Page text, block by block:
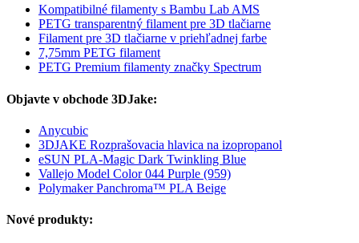
Kompatibilné filamenty s Bambu Lab AMS
PETG transparentný filament pre 3D tlačiarne
Filament pre 3D tlačiarne v priehľadnej farbe
7,75mm PETG filament
PETG Premium filamenty značky Spectrum
Objavte v obchode 3DJake:
Anycubic
3DJAKE Rozprašovacia hlavica na izopropanol
eSUN PLA-Magic Dark Twinkling Blue
Vallejo Model Color 044 Purple (959)
Polymaker Panchroma™ PLA Beige
Nové produkty: